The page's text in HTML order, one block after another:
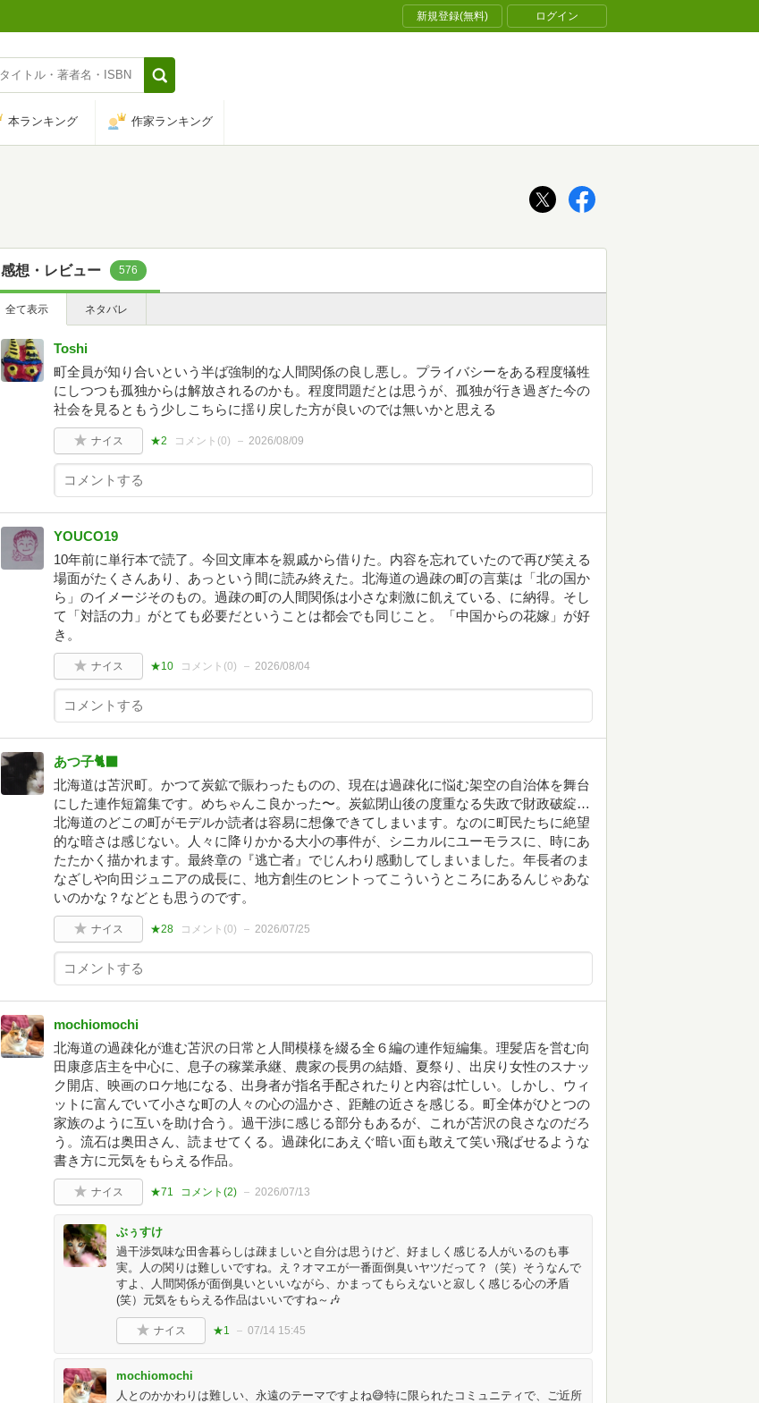
新規登録(無料) ログイン
本ランキング 作家ランキング
感想・レビュー 576
全て表示 ネタバレ
Toshi
町全員が知り合いという半ば強制的な人間関係の良し悪し。プライバシーをある程度犠牲
にしつつも孤独からは解放されるのかも。程度問題だとは思うが、孤独が行き過ぎた今の
社会を見るともう少しこちらに揺り戻した方が良いのでは無いかと思える
ナイス ★2 コメント(0) 2026/08/09
YOUCO19
10年前に単行本で読了。今回文庫本を親戚から借りた。内容を忘れていたので再び笑える
場面がたくさんあり、あっという間に読み終えた。北海道の過疎の町の言葉は「北の国か
ら」のイメージそのもの。過疎の町の人間関係は小さな刺激に飢えている、に納得。そし
て「対話の力」がとても必要だということは都会でも同じこと。「中国からの花嫁」が好
き。
ナイス ★10 コメント(0) 2026/08/04
あつ子🐈‍⬛
北海道は苫沢町。かつて炭鉱で賑わったものの、現在は過疎化に悩む架空の自治体を舞台
にした連作短篇集です。めちゃんこ良かった〜。炭鉱閉山後の度重なる失政で財政破綻…
北海道のどこの町がモデルか読者は容易に想像できてしまいます。なのに町民たちに絶望
的な暗さは感じない。人々に降りかかる大小の事件が、シニカルにユーモラスに、時にあ
たたかく描かれます。最終章の『逃亡者』でじんわり感動してしまいました。年長者のま
なざしや向田ジュニアの成長に、地方創生のヒントってこういうところにあるんじゃあな
いのかな？などとも思うのです。
ナイス ★28 コメント(0) 2026/07/25
mochiomochi
北海道の過疎化が進む苫沢の日常と人間模様を綴る全６編の連作短編集。理髪店を営む向
田康彦店主を中心に、息子の稼業承継、農家の長男の結婚、夏祭り、出戻り女性のスナッ
ク開店、映画のロケ地になる、出身者が指名手配されたりと内容は忙しい。しかし、ウィ
ットに富んでいて小さな町の人々の心の温かさ、距離の近さを感じる。町全体がひとつの
家族のように互いを助け合う。過干渉に感じる部分もあるが、これが苫沢の良さなのだろ
う。流石は奥田さん、読ませてくる。過疎化にあえぐ暗い面も敢えて笑い飛ばせるような
書き方に元気をもらえる作品。
ナイス ★71 コメント(2) 2026/07/13
ぶぅすけ
過干渉気味な田舎暮らしは疎ましいと自分は思うけど、好ましく感じる人がいるのも事
実。人の関りは難しいですね。え？オマエが一番面倒臭いヤツだって？（笑）そうなんで
すよ、人間関係が面倒臭いといいながら、かまってもらえないと寂しく感じる心の矛盾
(笑）元気をもらえる作品はいいですね～🎶
ナイス ★1 07/14 15:45
mochiomochi
人とのかかわりは難しい、永遠のテーマですよね😅特に限られたコミュニティで、ご近所